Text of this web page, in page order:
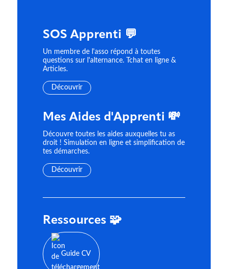
SOS Apprenti 💬
Un membre de l'asso répond à toutes
questions sur l'alternance. Tchat en ligne &
Articles.
Découvrir
Mes Aides d'Apprenti 💸
Découvre toutes les aides auxquelles tu as
droit ! Simulation en ligne et simplification de
tes démarches.
Découvrir
Ressources 🧩
Guide CV